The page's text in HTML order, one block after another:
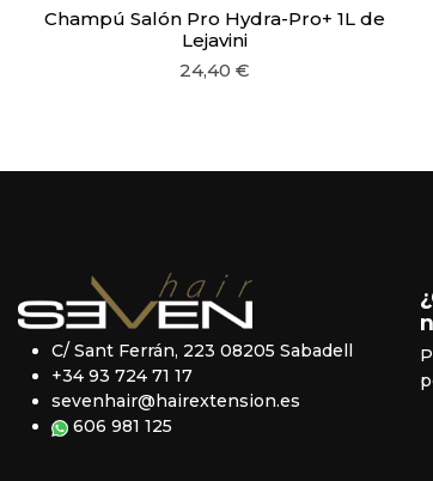
Champú Salón Pro Hydra-Pro+ 1L de
Lejavini
24,40 €
C/ Sant Ferrán, 223 08205 Sabadell
+34 93 724 71 17
sevenhair@hairextension.es
606 981 125